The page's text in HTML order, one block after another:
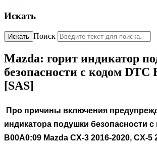
Искать
Искать Поиск
Mazda: горит индикатор
безопасности с кодом DTC
[SAS]
Про причины включения
индикатора подушки безопасности с
B00A0:09 Mazda CX-3 2016-2020, CX-5